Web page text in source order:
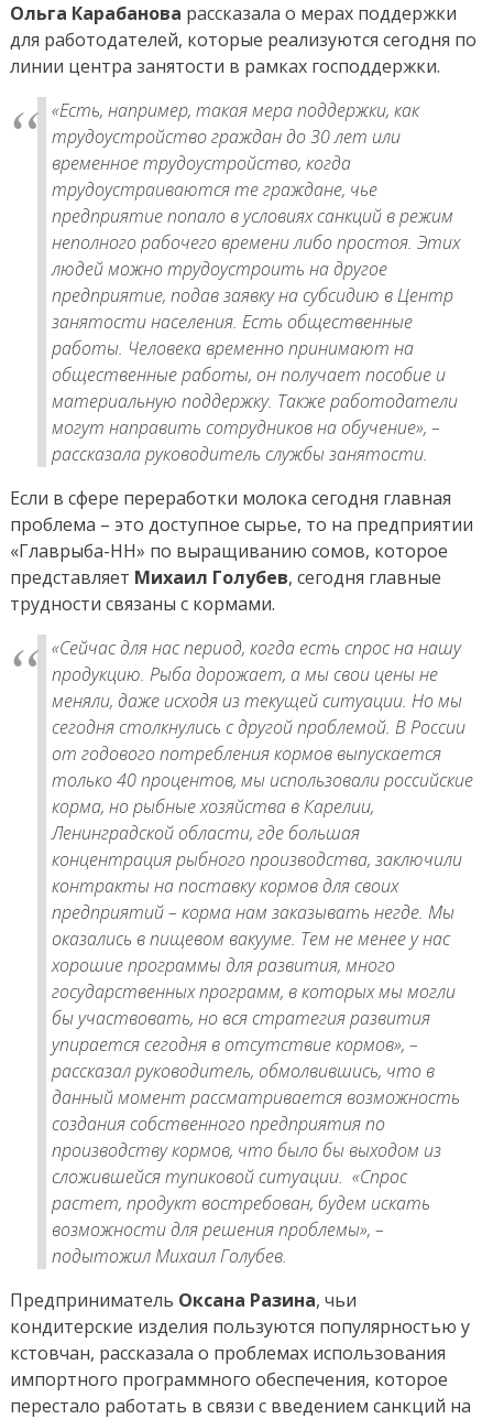
Ольга Карабанова рассказала о мерах поддержки
для работодателей, которые реализуются сегодня по
линии центра занятости в рамках господдержки.
«Есть, например, такая мера поддержки, как
трудоустройство граждан до 30 лет или
временное трудоустройство, когда
трудоустраиваются те граждане, чье
предприятие попало в условиях санкций в режим
неполного рабочего времени либо простоя. Этих
людей можно трудоустроить на другое
предприятие, подав заявку на субсидию в Центр
занятости населения. Есть общественные
работы. Человека временно принимают на
общественные работы, он получает пособие и
материальную поддержку. Также работодатели
могут направить сотрудников на обучение», –
рассказала руководитель службы занятости.
Если в сфере переработки молока сегодня главная
проблема – это доступное сырье, то на предприятии
«Главрыба-НН» по выращиванию сомов, которое
представляет Михаил Голубев, сегодня главные
трудности связаны с кормами.
«Сейчас для нас период, когда есть спрос на нашу
продукцию. Рыба дорожает, а мы свои цены не
меняли, даже исходя из текущей ситуации. Но мы
сегодня столкнулись с другой проблемой. В России
от годового потребления кормов выпускается
только 40 процентов, мы использовали российские
корма, но рыбные хозяйства в Карелии,
Ленинградской области, где большая
концентрация рыбного производства, заключили
контракты на поставку кормов для своих
предприятий – корма нам заказывать негде. Мы
оказались в пищевом вакууме. Тем не менее у нас
хорошие программы для развития, много
государственных программ, в которых мы могли
бы участвовать, но вся стратегия развития
упирается сегодня в отсутствие кормов», –
рассказал руководитель, обмолвившись, что в
данный момент рассматривается возможность
создания собственного предприятия по
производству кормов, что было бы выходом из
сложившейся тупиковой ситуации. «Спрос
растет, продукт востребован, будем искать
возможности для решения проблемы», –
подытожил Михаил Голубев.
Предприниматель Оксана Разина, чьи
кондитерские изделия пользуются популярностью у
кстовчан, рассказала о проблемах использования
импортного программного обеспечения, которое
перестало работать в связи с введением санкций на